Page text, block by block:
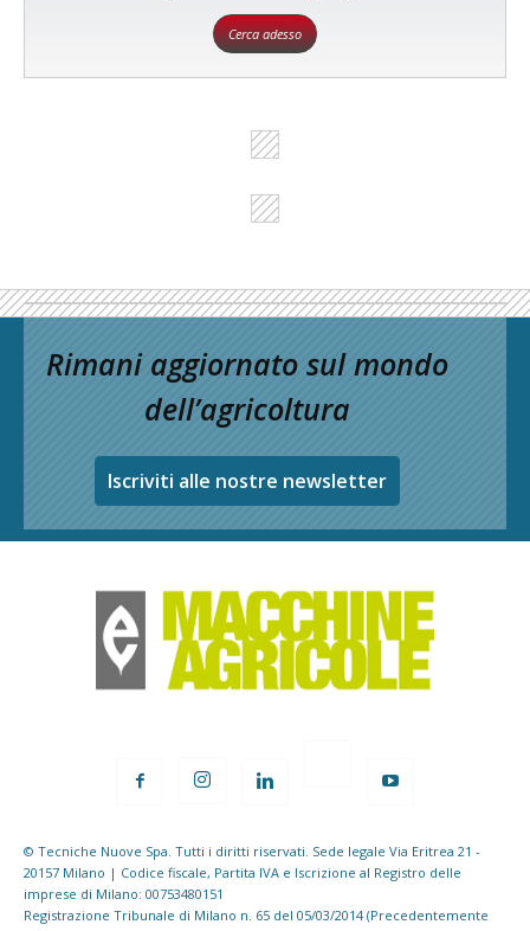
Cerca adesso
Rimani aggiornato sul mondo
dell’agricoltura
Iscriviti alle nostre newsletter
© Tecniche Nuove Spa. Tutti i diritti riservati. Sede legale Via Eritrea 21 -
20157 Milano | Codice fiscale, Partita IVA e Iscrizione al Registro delle
imprese di Milano: 00753480151
Registrazione Tribunale di Milano n. 65 del 05/03/2014 (Precedentemente